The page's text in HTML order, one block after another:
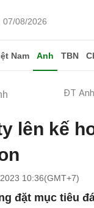
07/08/2026
Nam Anh TBN
ĐT Anh
lên kế
10:36(GMT+7)
đặt mục tiêu